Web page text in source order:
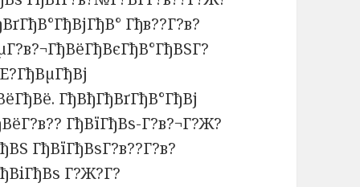
Гђв??Г?в?
ГђВђГђВґГђВ°ГђВј
ГђВїГђВѕ-Г?в?¬Г?Ж?
ГђВїГђВѕГ?в??Г?в?
Г?Ж?Г?